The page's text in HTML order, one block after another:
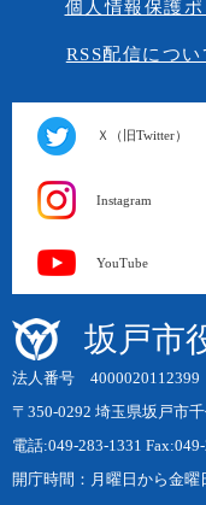
個人情報保護ポ
RSS配信につい
Ｘ（旧Twitter）
Instagram
YouTube
坂戸市
法人番号 4000020112399
〒350-0292 埼玉県坂戸市
電話:049-283-1331
開庁時間：月曜日から金